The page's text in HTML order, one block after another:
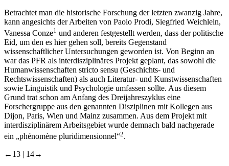
Betrachtet man die historische Forschung der letzten zwanzig Jahre,
kann angesichts der Arbeiten von Paolo Prodi, Siegfried Weichlein,
Vanessa Conze1 und anderen festgestellt werden, dass der politische
Eid, um den es hier gehen soll, bereits Gegenstand
wissenschaftlicher Untersuchungen geworden ist. Von Beginn an
war das PFR als interdisziplinäres Projekt geplant, das sowohl die
Humanwissenschaften stricto sensu (Geschichts- und
Rechtswissenschaften) als auch Literatur- und Kunstwissenschaften
sowie Linguistik und Psychologie umfassen sollte. Aus diesem
Grund trat schon am Anfang des Dreijahreszyklus eine
Forschergruppe aus den genannten Disziplinen mit Kollegen aus
Dijon, Paris, Wien und Mainz zusammen. Aus dem Projekt mit
interdisziplinärem Arbeitsgebiet wurde demnach bald nachgerade
ein „phénomène pluridimensionnel“2.
←13 | 14→